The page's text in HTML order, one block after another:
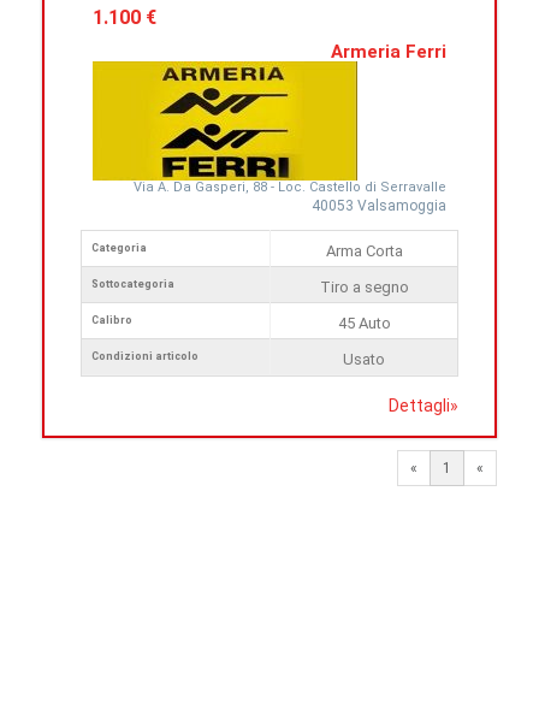
1.100 €
Armeria Ferri
Via A. Da Gasperi, 88 - Loc. Castello di Serravalle
40053 Valsamoggia
Categoria
Sottocategoria
Calibro
Condizioni articolo
Arma Corta
Tiro a segno
45 Auto
Usato
Dettagli»
« 1 «